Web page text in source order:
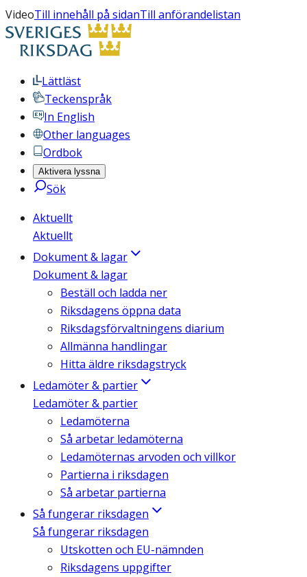
VideoTill innehåll på sidanTill anförandelistan
Lättläst
Teckenspråk
In English
Other languages
Ordbok
Aktivera lyssna
Sök
Aktuellt
Aktuellt
Dokument & lagar
Dokument & lagar
Beställ och ladda ner
Riksdagens öppna data
Riksdagsförvaltningens diarium
Allmänna handlingar
Hitta äldre riksdagstryck
Ledamöter & partier
Ledamöter & partier
Ledamöterna
Så arbetar ledamöterna
Ledamöternas arvoden och villkor
Partierna i riksdagen
Så arbetar partierna
Så fungerar riksdagen
Så fungerar riksdagen
Utskotten och EU-nämnden
Riksdagens uppgifter